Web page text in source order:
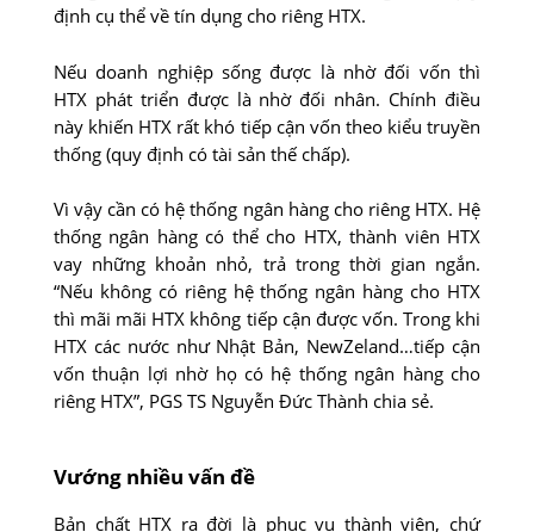
định cụ thể về tín dụng cho riêng HTX.
Nếu doanh nghiệp sống được là nhờ đối vốn thì
HTX phát triển được là nhờ đối nhân. Chính điều
này khiến HTX rất khó tiếp cận vốn theo kiểu truyền
thống (quy định có tài sản thế chấp).
Vì vậy cần có hệ thống ngân hàng cho riêng HTX. Hệ
thống ngân hàng có thể cho HTX, thành viên HTX
vay những khoản nhỏ, trả trong thời gian ngắn.
“Nếu không có riêng hệ thống ngân hàng cho HTX
thì mãi mãi HTX không tiếp cận được vốn. Trong khi
HTX các nước như Nhật Bản, NewZeland…tiếp cận
vốn thuận lợi nhờ họ có hệ thống ngân hàng cho
riêng HTX”, PGS TS Nguyễn Đức Thành chia sẻ.
Vướng nhiều vấn đề
Bản chất HTX ra đời là phục vụ thành viên, chứ